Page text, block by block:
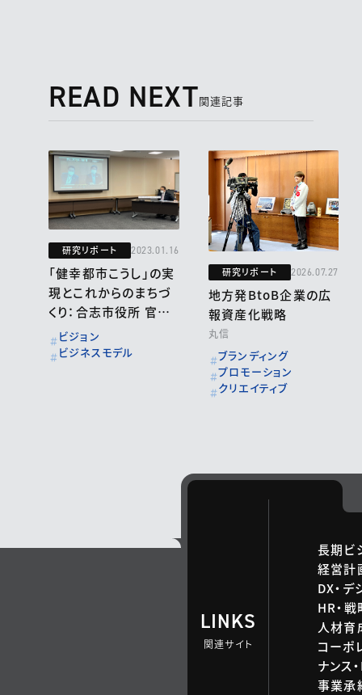
READ NEXT関連記事
研究リポート 2023.01.16
「健幸都市こうし」の実
現とこれからのまちづ
くり：合志市役所 官民
連携による「地域共生
社会実現」に向けた住
ビジョン
ビジネスモデル
研究リポート 2026.07.27
地方発BtoB企業の広
報資産化戦略
丸信
ブランディング
プロモーション
クリエイティブ
LINKS
関連サイト
長期ビ
経営計
DX・デ
HR・
人材育
コーポ
ナンス
事業承